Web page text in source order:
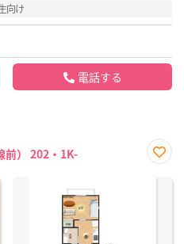
向け
電話する
前） 202・1K-
に入